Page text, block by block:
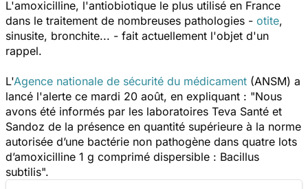
L'amoxicilline, l'antiobiotique le plus utilisé en France
dans le traitement de nombreuses pathologies - otite,
sinusite, bronchite... - fait actuellement l'objet d'un
rappel.
L'Agence nationale de sécurité du médicament (ANSM) a
lancé l'alerte ce mardi 20 août, en expliquant : "Nous
avons été informés par les laboratoires Teva Santé et
Sandoz de la présence en quantité supérieure à la norme
autorisée d’une bactérie non pathogène dans quatre lots
d’amoxicilline 1 g comprimé dispersible : Bacillus
subtilis".